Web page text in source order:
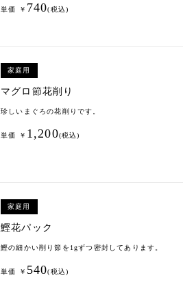
単価 ￥ 740(税込)
家庭用
マグロ節花削り
珍しいまぐろの花削りです。
単価 ￥ 1,200(税込)
家庭用
鰹花パック
鰹の細かい削り節を1gずつ密封してあります。
単価 ￥ 540(税込)